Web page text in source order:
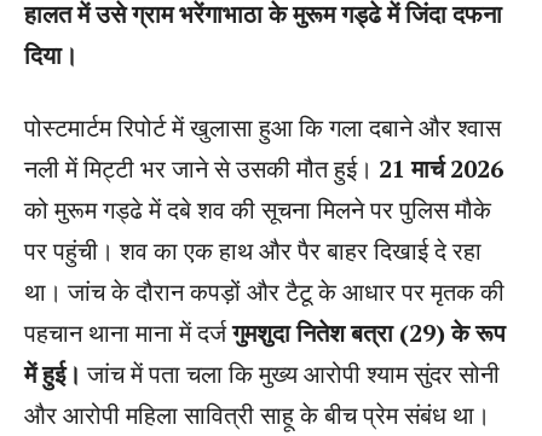
हालत में उसे ग्राम भरेंगाभाठा के मुरूम गड्ढे में जिंदा दफना
दिया।
पोस्टमार्टम रिपोर्ट में खुलासा हुआ कि गला दबाने और श्वास
नली में मिट्टी भर जाने से उसकी मौत हुई। 21 मार्च 2026
को मुरूम गड्ढे में दबे शव की सूचना मिलने पर पुलिस मौके
पर पहुंची। शव का एक हाथ और पैर बाहर दिखाई दे रहा
था। जांच के दौरान कपड़ों और टैटू के आधार पर मृतक की
पहचान थाना माना में दर्जगुमशुदा नितेश बत्रा (29) के रूप
में हुई। जांच में पता चला कि मुख्य आरोपी श्याम सुंदर सोनी
और आरोपी महिला सावित्री साहू के बीच प्रेम संबंध था।